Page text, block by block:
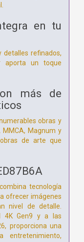
en tu
detalles refinados,
aporta un toque
más de
obras y
MMCA, Magnum y
de arte que
tecnología
ofrecer imágenes
nivel de detalle.
4K Gen9 y a las
proporciona una
entretenimiento,